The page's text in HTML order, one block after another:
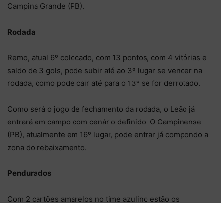
Campina Grande (PB).
Rodada
Remo, atual 6º colocado, com 13 pontos, com 4 vitórias e
saldo de 3 gols, pode subir até ao 3º lugar se vencer na
rodada, como pode cair até para o 13º se for derrotado.
Como será o jogo de fechamento da rodada, o Leão já
entrará em campo com cenário definido. O Campinense
(PB), atualmente em 16º lugar, pode entrar já compondo a
zona do rebaixamento.
Pendurados
Com 2 cartões amarelos no time azulino estão os